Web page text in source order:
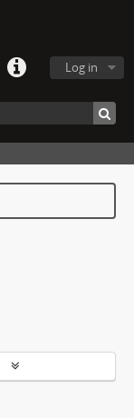
Log in